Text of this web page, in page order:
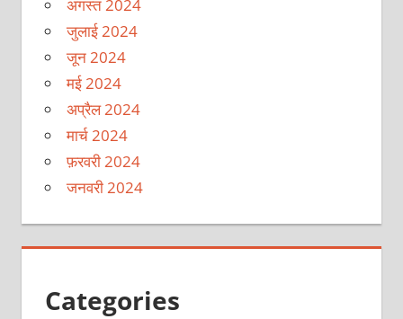
अगस्त 2024
जुलाई 2024
जून 2024
मई 2024
अप्रैल 2024
मार्च 2024
फ़रवरी 2024
जनवरी 2024
Categories